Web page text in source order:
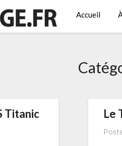
Accueil
Titanic
Le